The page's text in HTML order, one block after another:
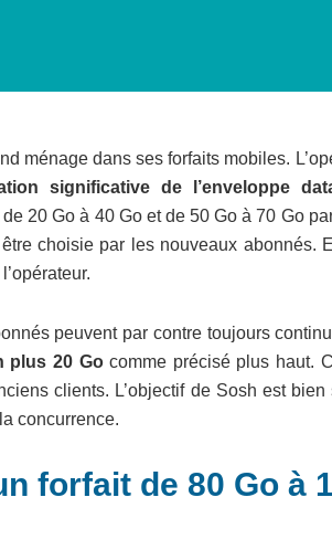
ménage dans ses forfaits mobiles.
significative de l’enveloppe
20 Go à 40 Go et de 50 Go à 70 Go
choisie par les nouveaux abonnés.
peuvent par contre toujours
plus 20 Gocomme précisé plus haut.
clients. L’objectif de Sosh est
concurrence.
forfait de 80 Go à